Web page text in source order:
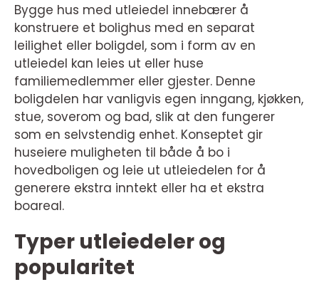
Bygge hus med utleiedel innebærer å
konstruere et bolighus med en separat
leilighet eller boligdel, som i form av en
utleiedel kan leies ut eller huse
familiemedlemmer eller gjester. Denne
boligdelen har vanligvis egen inngang, kjøkken,
stue, soverom og bad, slik at den fungerer
som en selvstendig enhet. Konseptet gir
huseiere muligheten til både å bo i
hovedboligen og leie ut utleiedelen for å
generere ekstra inntekt eller ha et ekstra
boareal.
Typer utleiedeler og
popularitet